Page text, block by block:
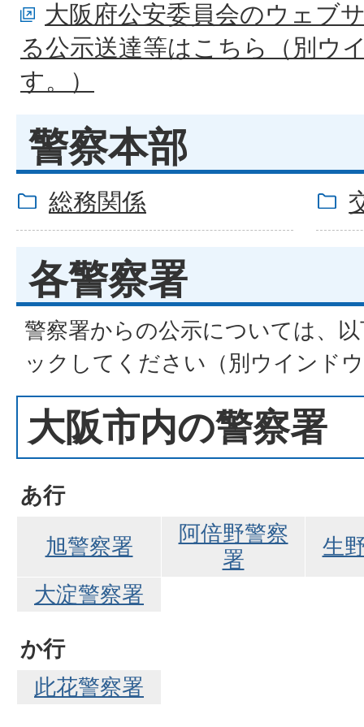
大阪府公安委員会のウェブ
る公示送達等はこちら（別ウ
す。）
警察本部
総務関係
各警察署
警察署からの公示については、
ックしてください（別ウインド
大阪市内の警察署
あ行
旭警察署
阿倍野警察
署
生
大淀警察署
か行
此花警察署